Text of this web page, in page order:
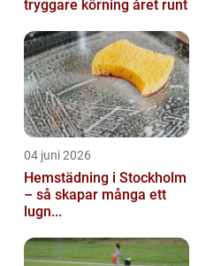
tryggare körning året runt
04 juni 2026
Hemstädning i Stockholm
– så skapar många ett
lugn...